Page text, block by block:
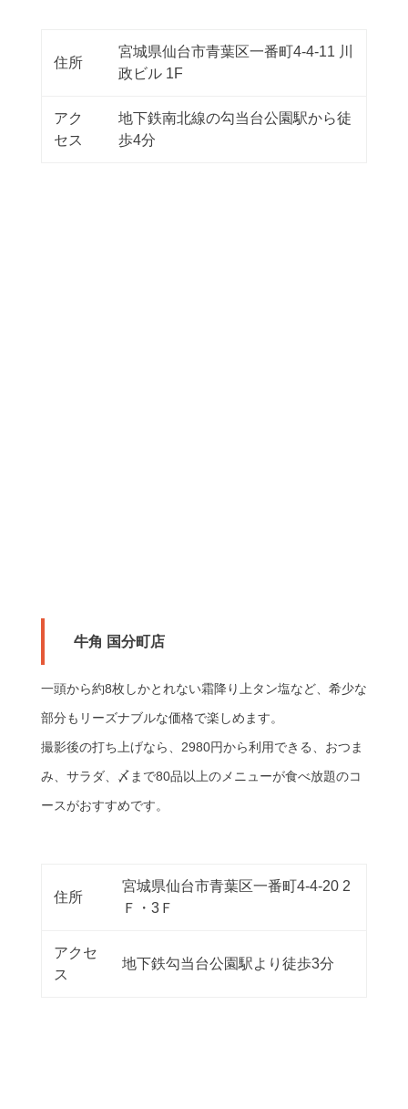
住所
宮城県仙台市青葉区一番町4-4-11 川
政ビル 1F
アク
セス
地下鉄南北線の勾当台公園駅から徒
歩4分
牛角 国分町店
一頭から約8枚しかとれない霜降り上タン塩など、希少な
部分もリーズナブルな価格で楽しめます。
撮影後の打ち上げなら、2980円から利用できる、おつま
み、サラダ、〆まで80品以上のメニューが食べ放題のコ
ースがおすすめです。
住所
宮城県仙台市青葉区一番町4-4-20 2
Ｆ・3Ｆ
アクセ
ス
地下鉄勾当台公園駅より徒歩3分